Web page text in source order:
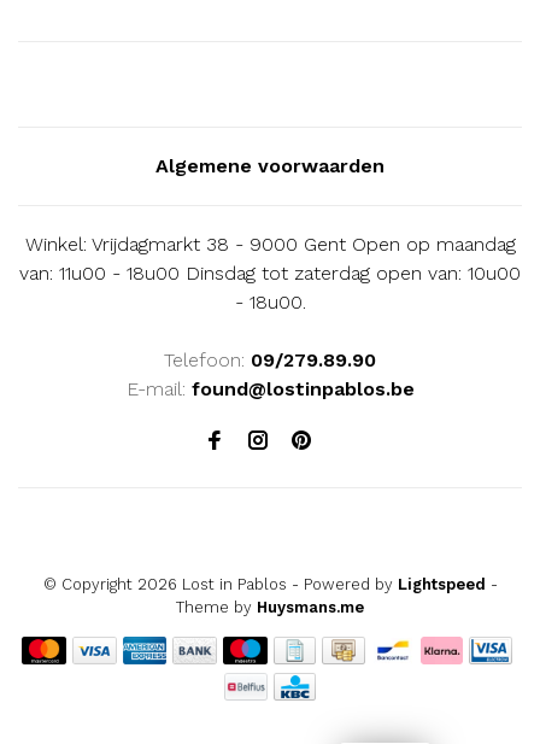
Algemene voorwaarden
Winkel: Vrijdagmarkt 38 - 9000 Gent Open op maandag
van: 11u00 - 18u00 Dinsdag tot zaterdag open van: 10u00
- 18u00.
Telefoon: 09/279.89.90
E-mail: found@lostinpablos.be
© Copyright 2026 Lost in Pablos - Powered by Lightspeed -
Theme by Huysmans.me